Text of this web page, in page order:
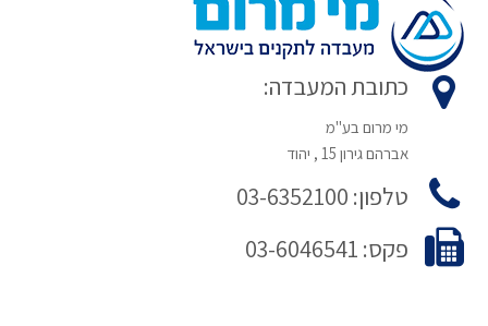
כתובת המעבדה:
מי מרום בע"מ
אברהם גירון 15 , יהוד
טלפון: 03-6352100
פקס: 03-6046541